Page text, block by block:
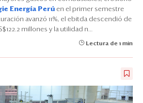
Energía Perú en el primer semestre
avanzó 11%, el ebitda descendió de
millones y la utilidad n...
Lectura de 1 min